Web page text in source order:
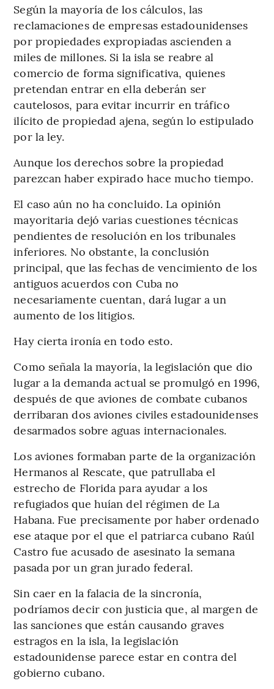
Según la mayoría de los cálculos, las
reclamaciones de empresas estadounidenses
por propiedades expropiadas ascienden a
miles de millones. Si la isla se reabre al
comercio de forma significativa, quienes
pretendan entrar en ella deberán ser
cautelosos, para evitar incurrir en tráfico
ilícito de propiedad ajena, según lo estipulado
por la ley.
Aunque los derechos sobre la propiedad
parezcan haber expirado hace mucho tiempo.
El caso aún no ha concluido. La opinión
mayoritaria dejó varias cuestiones técnicas
pendientes de resolución en los tribunales
inferiores. No obstante, la conclusión
principal, que las fechas de vencimiento de los
antiguos acuerdos con Cuba no
necesariamente cuentan, dará lugar a un
aumento de los litigios.
Hay cierta ironía en todo esto.
Como señala la mayoría, la legislación que dio
lugar a la demanda actual se promulgó en 1996,
después de que aviones de combate cubanos
derribaran dos aviones civiles estadounidenses
desarmados sobre aguas internacionales.
Los aviones formaban parte de la organización
Hermanos al Rescate, que patrullaba el
estrecho de Florida para ayudar a los
refugiados que huían del régimen de La
Habana. Fue precisamente por haber ordenado
ese ataque por el que el patriarca cubano Raúl
Castro fue acusado de asesinato la semana
pasada por un gran jurado federal.
Sin caer en la falacia de la sincronía,
podríamos decir con justicia que, al margen de
las sanciones que están causando graves
estragos en la isla, la legislación
estadounidense parece estar en contra del
gobierno cubano.